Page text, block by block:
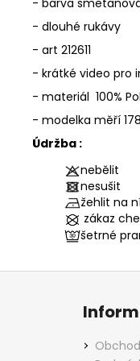
- barva
- dlouhé rukávy
- art 212611
- krátké video pro
- materiál 100%
- modelka měří
Údržba :
nebělit
nesušit
žehlit na
zákaz
šetrné
Z